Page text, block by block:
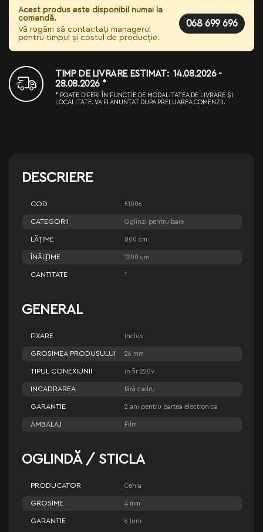
Acest produs este disponibil numai la
comandă.
Vă rugăm să contactați managerul
pentru timpul și costul de producție.
068 699 696
TIMP DE LIVRARE ESTIMAT: 14.08.2026 -
28.08.2026 *
* POATE DIFERI ÎN FUNCȚIE DE MODALITATEA DE LIVRARE ȘI
LOCALITATE. VA FI ANUNȚAT DUPA PRELUAREA COMENZII.
DESCRIERE
COD 51006
CATEGORII Oglinzi pentru baie
LĂŢIME 800 cm
ÎNĂLŢIME 1200 cm
CANTITATE 1
GENERAL
FIXARE Inclus
GROSIMEA PRODUSULUI 26 mm
TIPUL CONEXIUNII in fir 220v
INCADRAREA fără cadru
GARANTIE 2 ani pentru partea electronica
AMBALAJ Film
OGLINDĂ / STICLA
PRODUCATOR Cehia
GROSIME 4 mm
GARANTIE 6 luni